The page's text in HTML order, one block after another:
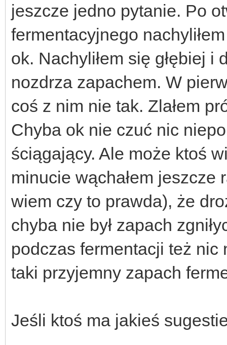
jeszcze jedno pytanie. Po
fermentacyjnego
ok. Nachyliłem się głębiej i
nozdrza zapachem. W
coś z nim nie tak. Zlałem
Chyba ok nie czuć nic
ściągający. Ale może ktoś
minucie wąchałem jeszcze
wiem czy to prawda), że
chyba nie był zapach
podczas fermentacji też nic
taki przyjemny zapach
Jeśli ktoś ma jakieś